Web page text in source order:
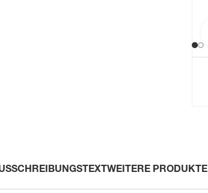
WEITERE PRODUKTE